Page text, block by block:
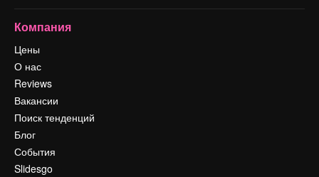
Компания
Цены
О нас
Reviews
Вакансии
Поиск тенденций
Блог
События
Slidesgo